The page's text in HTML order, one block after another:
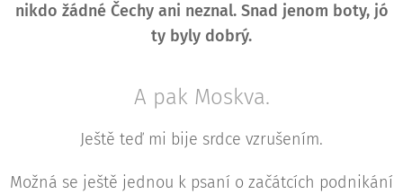
nikdo žádné Čechy ani neznal. Snad jenom boty, jó
ty byly dobrý.
A pak Moskva.
Ještě teď mi bije srdce vzrušením.
Možná se ještě jednou k psaní o začátcích podnikání